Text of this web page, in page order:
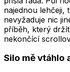
najednou
nevyžaduje nic
příběh, který
nekončící
Silo mě vtáhlo